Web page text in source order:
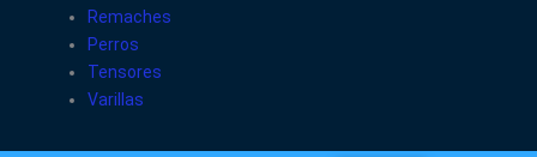
Remaches
Perros
Tensores
Varillas